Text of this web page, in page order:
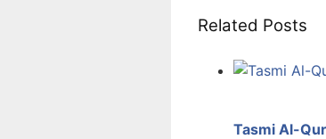
Related Posts
Tasmi Al-